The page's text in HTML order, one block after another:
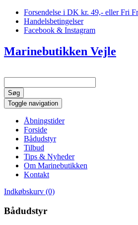
Forsendelse i DK kr. 49,- eller Fri
Handelsbetingelser
Facebook & Instagram
Marinebutikken Vejle
Toggle navigation
Åbningstider
Forside
Bådudstyr
Tilbud
Tips & Nyheder
Om Marinebutikken
Kontakt
Indkøbskurv (0)
Bådudstyr